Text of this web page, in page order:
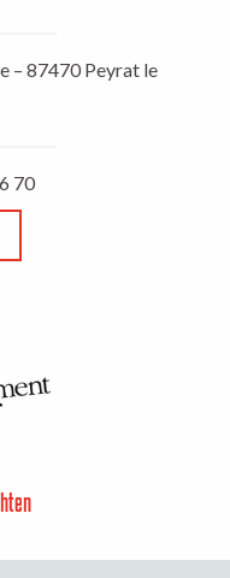
– 87470 Peyrat le
70